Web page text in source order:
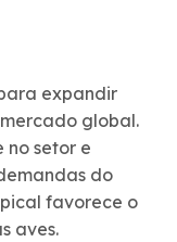
expandir
global.
no setor e
do
favorece o
aves.